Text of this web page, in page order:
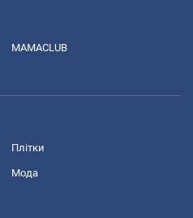
MAMACLUB
Плітки
Мода